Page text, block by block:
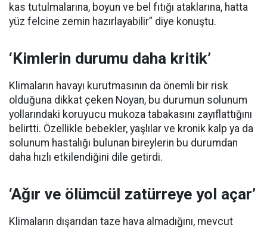
kas tutulmalarına, boyun ve bel fıtığı ataklarına, hatta
yüz felcine zemin hazırlayabilir” diye konuştu.
‘Kimlerin durumu daha kritik’
Klimaların havayı kurutmasının da önemli bir risk
olduğuna dikkat çeken Noyan, bu durumun solunum
yollarındaki koruyucu mukoza tabakasını zayıflattığını
belirtti. Özellikle bebekler, yaşlılar ve kronik kalp ya da
solunum hastalığı bulunan bireylerin bu durumdan
daha hızlı etkilendiğini dile getirdi.
‘Ağır ve ölümcül zatürreye yol açar’
Klimaların dışarıdan taze hava almadığını, mevcut